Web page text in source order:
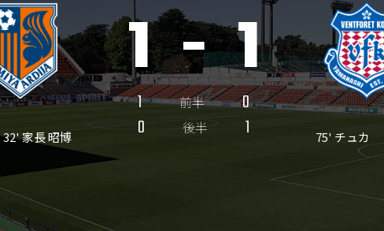
32' 家長 昭博
1 - 1
1 前半
0
0
後半 1 75' チュカ